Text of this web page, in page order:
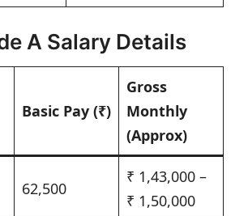
A Salary Details
Basic Pay (₹)
Gross
Monthly
(Approx)
62,500
₹ 1,43,000 –
₹ 1,50,000